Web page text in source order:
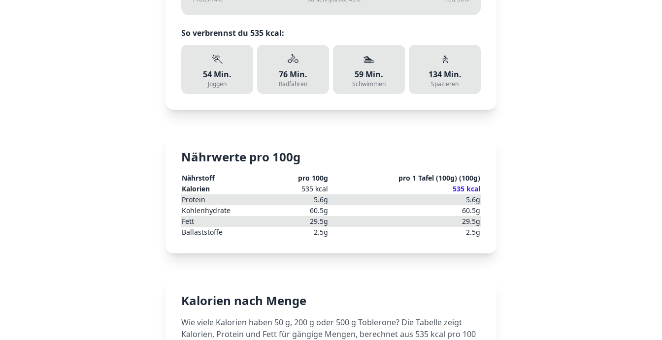
So verbrennst du 535 kcal:
🏃
54 Min.
Joggen
🚴
76 Min.
Radfahren
🏊
59 Min.
Schwimmen
🚶
134Min.
Spazieren
Nährwerte pro 100g
Nährstoff pro 100g pro 1 Tafel (100g) (100g)
Kalorien
535 kcal 535 kcal
Protein
5.6g 5.6g
Kohlenhydrate
60.5g 60.5g
Fett
29.5g 29.5g
Ballaststoffe
2.5g 2.5g
Kalorien nach Menge
Wie viele Kalorien haben 50 g, 200 g oder 500 g Toblerone? Die Tabelle zeigt
Kalorien, Protein und Fett für gängige Mengen, berechnet aus 535 kcal pro 100